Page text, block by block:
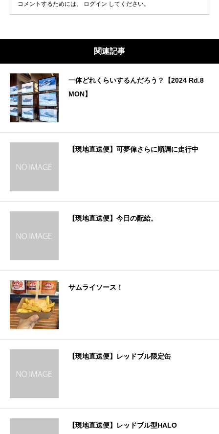
コメントするためには、 ログイン してください。
関連記事
一体どれくらいするんだろう？【2024 Rd.8
MON】
【現地直送便】可夢偉さらに順調に走行中
【現地直送便】今日の配給。
サムライソース！
【現地直送便】レッドブル限定缶
【現地直送便】レッドブル型HALO